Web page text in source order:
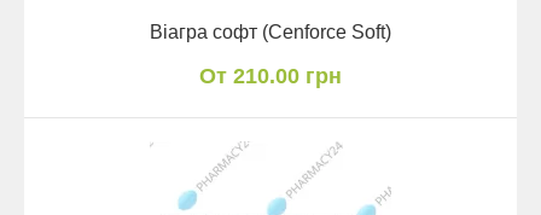
Віагра софт (Cenforce Soft)
От 210.00 грн